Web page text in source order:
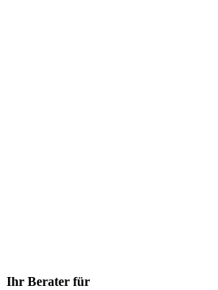
Ihr Berater für